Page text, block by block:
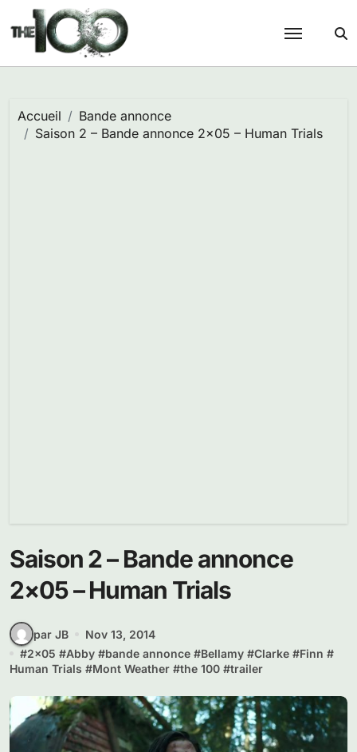
Passer
au
contenu
Accueil
Bande annonce
Saison 2 – Bande annonce 2×05 – Human Trials
Saison 2 – Bande annonce
2×05 – Human Trials
par JB
Nov 13, 2014
#2x05 #Abby #bande annonce #Bellamy #Clarke #Finn #
Human Trials #Mont Weather #the 100 #trailer